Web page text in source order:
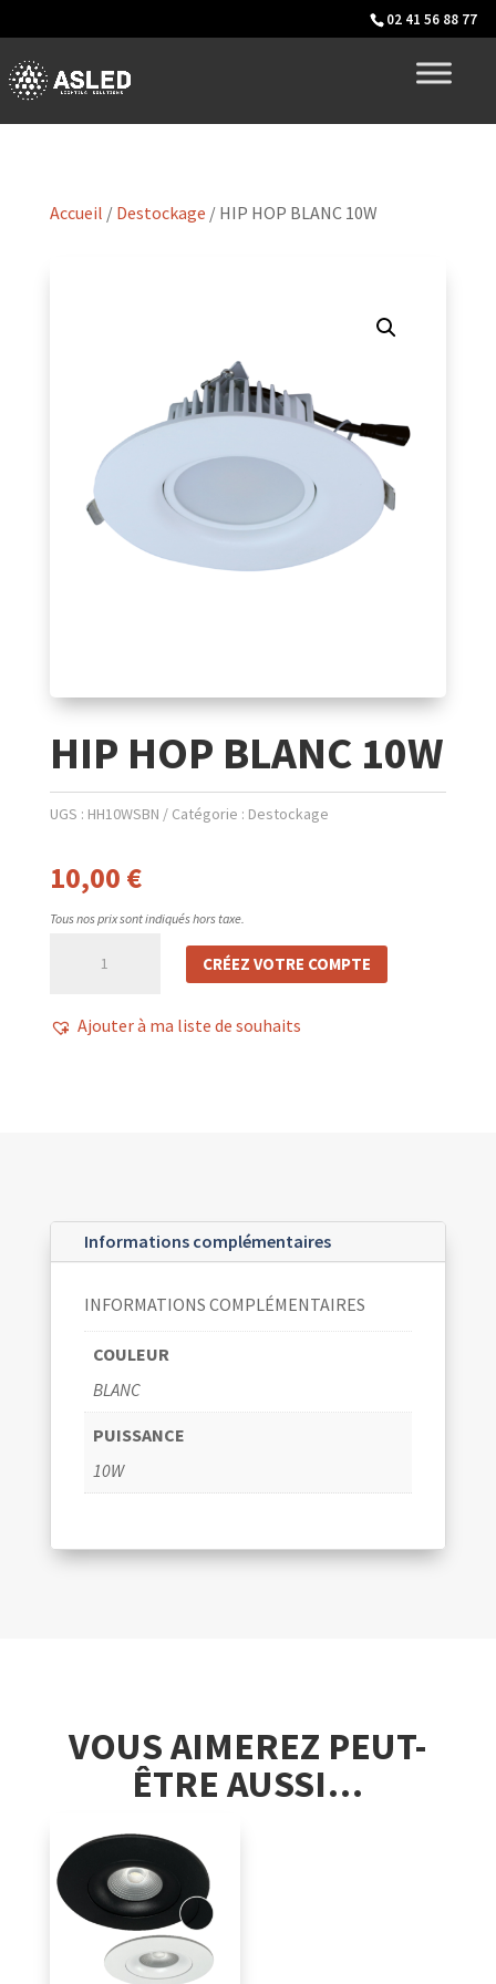
02 41 56 88 77
Accueil / Destockage / HIP HOP BLANC 10W
HIP HOP BLANC 10W
UGS : HH10WSBN Catégorie : Destockage
10,00 €
Tous nos prix sont indiqués hors taxe.
HOP
CRÉEZ VOTRE COMPTE
Ajouter à ma liste de souhaits
Informations complémentaires
INFORMATIONS COMPLÉMENTAIRES
COULEUR
BLANC
PUISSANCE
10W
VOUS AIMEREZ PEUT-
ÊTRE AUSSI…